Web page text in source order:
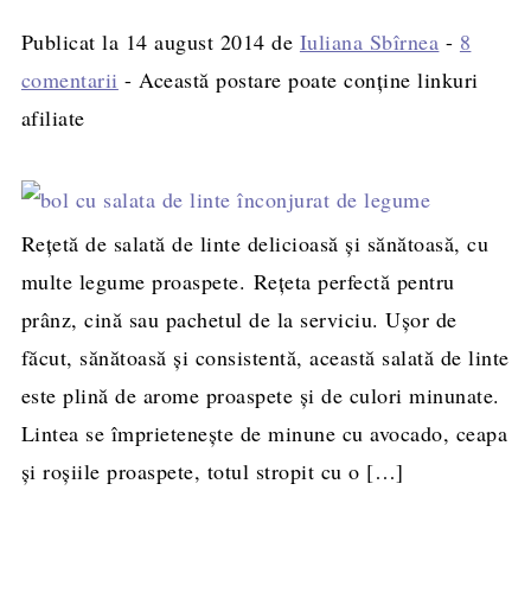
Publicat la 14 august 2014 de Iuliana Sbîrnea - 8
comentarii - Această postare poate conține linkuri
afiliate
Rețetă de salată de linte delicioasă și sănătoasă, cu
multe legume proaspete. Rețeta perfectă pentru
prânz, cină sau pachetul de la serviciu. Ușor de
făcut, sănătoasă și consistentă, această salată de linte
este plină de arome proaspete și de culori minunate.
Lintea se împrietenește de minune cu avocado, ceapa
și roșiile proaspete, totul stropit cu o […]